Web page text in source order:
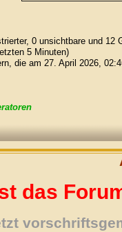
0 unsichtbare und 12
5 Minuten)
die am 27. April 2026,
das